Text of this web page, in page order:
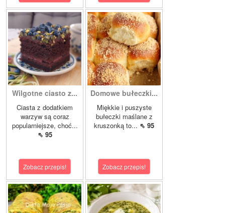
Wilgotne ciasto z...
Ciasta z dodatkiem
warzyw są coraz
popularniejsze, choć...
⇖ 95
Zobacz przepis!
Domowe bułeczki...
Miękkie i puszyste
bułeczki maślane z
kruszonką to... ⇖ 95
Zobacz przepis!